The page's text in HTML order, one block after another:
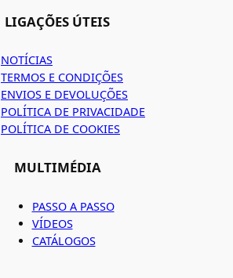
LIGAÇÕES ÚTEIS
NOTÍCIAS
TERMOS E CONDIÇÕES
ENVIOS E DEVOLUÇÕES
POLÍTICA DE PRIVACIDADE
POLÍTICA DE COOKIES
MULTIMÉDIA
PASSO A PASSO
VÍDEOS
CATÁLOGOS